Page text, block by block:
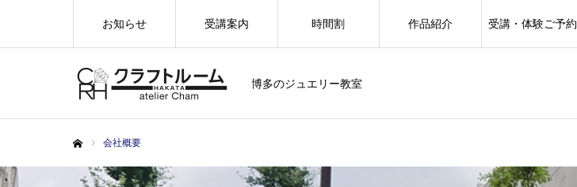
博多のジュエリー教室
お知らせ 受講案内 時間割 作品紹介 受講・体験ご予約
会社概要